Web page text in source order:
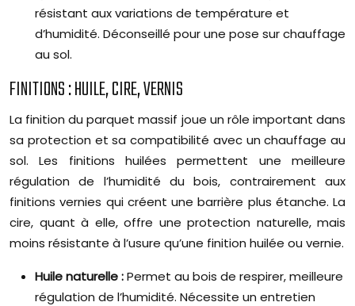
résistant aux variations de température et
d’humidité. Déconseillé pour une pose sur chauffage
au sol.
FINITIONS : HUILE, CIRE, VERNIS
La finition du parquet massif joue un rôle important dans
sa protection et sa compatibilité avec un chauffage au
sol. Les finitions huilées permettent une meilleure
régulation de l’humidité du bois, contrairement aux
finitions vernies qui créent une barrière plus étanche. La
cire, quant à elle, offre une protection naturelle, mais
moins résistante à l’usure qu’une finition huilée ou vernie.
Huile naturelle :Permet au bois de respirer, meilleure
régulation de l’humidité. Nécessite un entretien